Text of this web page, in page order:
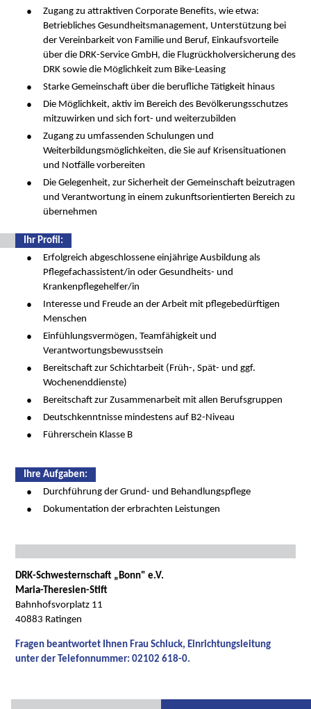
Zugang zu attraktiven Corporate Benefits, wie etwa:
Betriebliches Gesundheitsmanagement, Unterstützung bei
der Vereinbarkeit von Familie und Beruf, Einkaufsvorteile
über die DRK-Service GmbH, die Flugrückholversicherung des
DRK sowie die Möglichkeit zum Bike-Leasing
Starke Gemeinschaft über die berufliche Tätigkeit hinaus
Die Möglichkeit, aktiv im Bereich des Bevölkerungsschutzes
mitzuwirken und sich fort- und weiterzubilden
Zugang zu umfassenden Schulungen und
Weiterbildungsmöglichkeiten, die Sie auf Krisensituationen
und Notfälle vorbereiten
Die Gelegenheit, zur Sicherheit der Gemeinschaft beizutragen
und Verantwortung in einem zukunftsorientierten Bereich zu
übernehmen
Ihr Profil:
Erfolgreich abgeschlossene einjährige Ausbildung als
Pflegefachassistent/in oder Gesundheits- und
Krankenpflegehelfer/in
Interesse und Freude an der Arbeit mit pflegebedürftigen
Menschen
Einfühlungsvermögen, Teamfähigkeit und
Verantwortungsbewusstsein
Bereitschaft zur Schichtarbeit (Früh-, Spät- und ggf.
Wochenenddienste)
Bereitschaft zur Zusammenarbeit mit allen Berufsgruppen
Deutschkenntnisse mindestens auf B2-Niveau
Führerschein Klasse B
Ihre Aufgaben:
Durchführung der Grund- und Behandlungspflege
Dokumentation der erbrachten Leistungen
DRK-Schwesternschaft „Bonn" e.V.
Maria-Theresien-Stift
Bahnhofsvorplatz 11
40883 Ratingen
Fragen beantwortet Ihnen Frau Schluck, Einrichtungsleitung
unter der Telefonnummer: 02102 618-0.